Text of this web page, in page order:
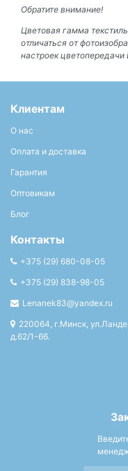
Обратите внимание!
Цветовая гамма
отличаться от
настроек
Клиентам
О нас
Оплата и доставка
Гарантия
Оптовикам
Блог
Контакты
+375 (29) 680-08-05
+375 (29) 838-98-05
Lenanek83@yandex.ru
220064, г.Минск,
д.62/1-66.